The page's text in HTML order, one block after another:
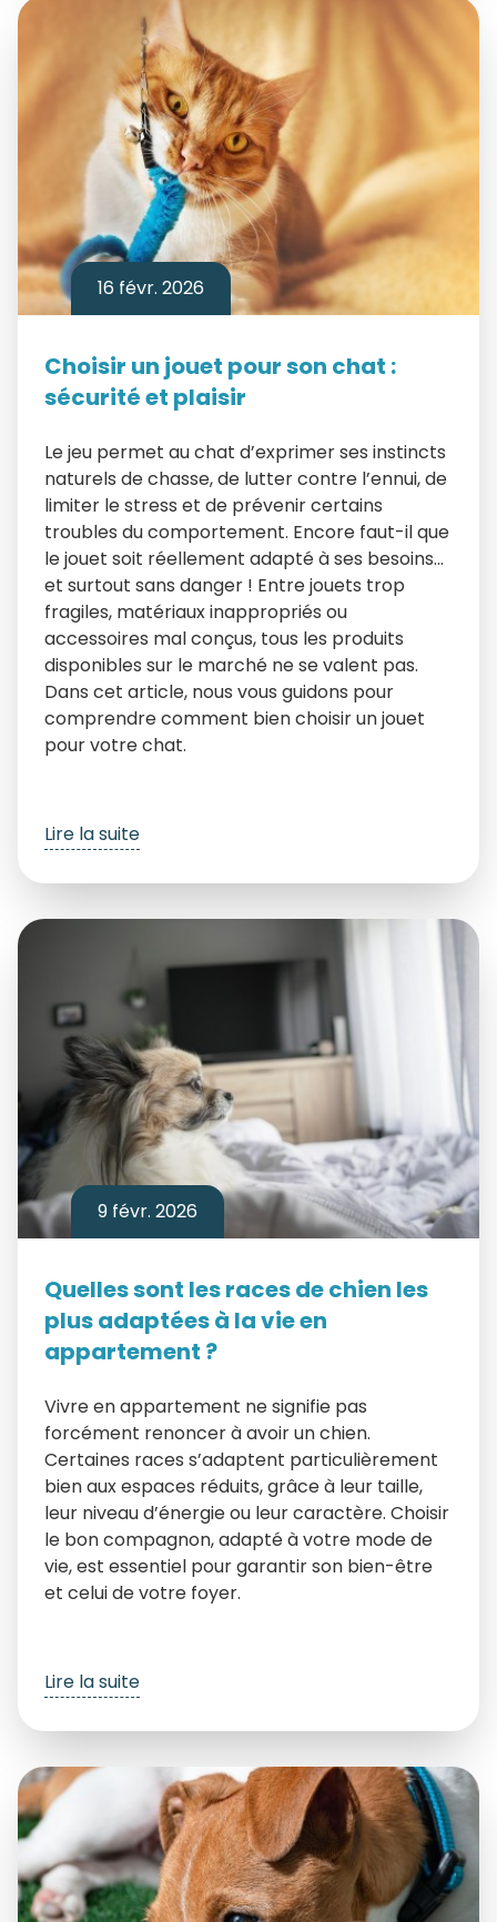
16 févr. 2026
Choisir un jouet pour son chat :
sécurité et plaisir
Le jeu permet au chat d’exprimer ses instincts
naturels de chasse, de lutter contre l’ennui, de
limiter le stress et de prévenir certains
troubles du comportement. Encore faut-il que
le jouet soit réellement adapté à ses besoins…
et surtout sans danger ! Entre jouets trop
fragiles, matériaux inappropriés ou
accessoires mal conçus, tous les produits
disponibles sur le marché ne se valent pas.
Dans cet article, nous vous guidons pour
comprendre comment bien choisir un jouet
pour votre chat.
Lire la suite
9 févr. 2026
Quelles sont les races de chien les
plus adaptées à la vie en
appartement ?
Vivre en appartement ne signifie pas
forcément renoncer à avoir un chien.
Certaines races s’adaptent particulièrement
bien aux espaces réduits, grâce à leur taille,
leur niveau d’énergie ou leur caractère. Choisir
le bon compagnon, adapté à votre mode de
vie, est essentiel pour garantir son bien-être
et celui de votre foyer.
Lire la suite